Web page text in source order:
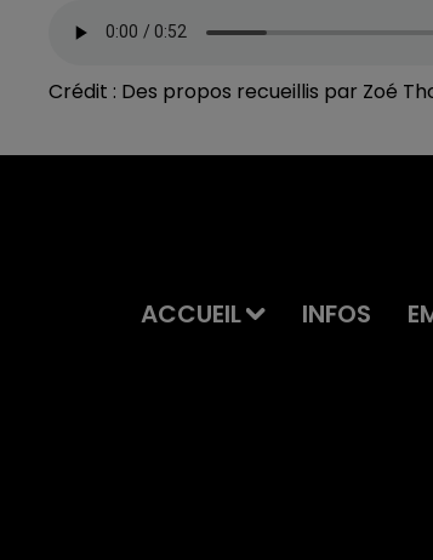
Crédit : Des propos recueillis par Zoé
ACCUEIL INFOS